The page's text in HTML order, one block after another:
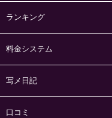
ランキング
料金システム
写メ日記
口コミ